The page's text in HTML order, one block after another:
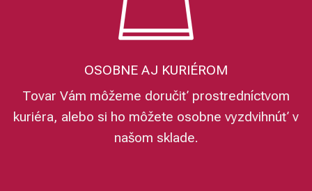
OSOBNE AJ KURIÉROM
Tovar Vám môžeme doručiť prostredníctvom
kuriéra, alebo si ho môžete osobne vyzdvihnúť v
našom sklade.